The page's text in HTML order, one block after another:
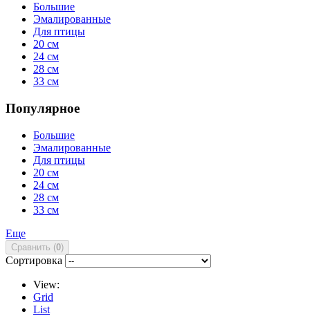
Большие
Эмалированные
Для птицы
20 см
24 см
28 см
33 см
Популярное
Большие
Эмалированные
Для птицы
20 см
24 см
28 см
33 см
Еще
Сравнить (0)
Сортировка
View:
Grid
List